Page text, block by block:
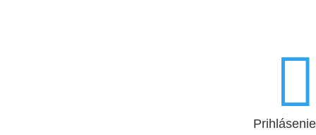

Prihlásenie